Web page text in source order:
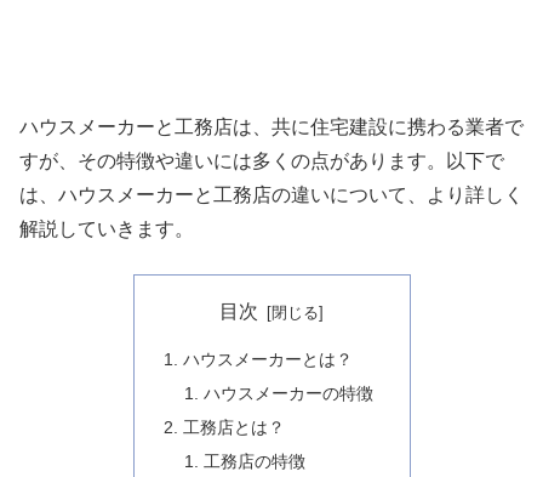
ハウスメーカーと工務店は、共に住宅建設に携わる業者で
すが、その特徴や違いには多くの点があります。以下で
は、ハウスメーカーと工務店の違いについて、より詳しく
解説していきます。
目次
ハウスメーカーとは？
ハウスメーカーの特徴
工務店とは？
工務店の特徴